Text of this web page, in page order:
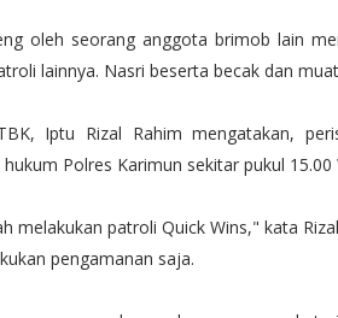
oleh seorang anggota brimob lain
lainnya. Nasri beserta becak dan
Iptu Rizal Rahim mengatakan,
Polres Karimun sekitar pukul 15.00
melakukan patroli Quick Wins," kata
pengamanan saja.